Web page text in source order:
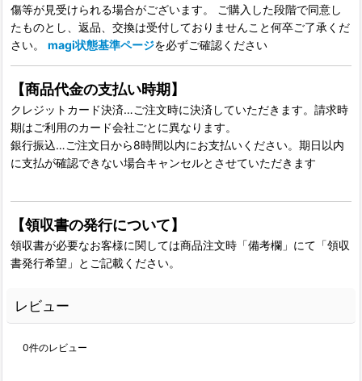
傷等が見受けられる場合がございます。 ご購入した段階で同意し
たものとし、返品、交換は受付しておりませんこと何卒ご了承くだ
さい。 magi状態基準ページを必ずご確認ください
【商品代金の支払い時期】
クレジットカード決済…ご注文時に決済していただきます。請求時
期はご利用のカード会社ごとに異なります。
銀行振込…ご注文日から8時間以内にお支払いください。期日以内
に支払が確認できない場合キャンセルとさせていただきます
【領収書の発行について】
領収書が必要なお客様に関しては商品注文時「備考欄」にて「領収
書発行希望」とご記載ください。
レビュー
0件のレビュー